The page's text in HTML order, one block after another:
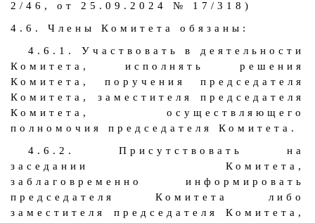
2/46, от 25.09.2024 № 17/318)
4.6. Члены Комитета обязаны:
4.6.1. Участвовать в деятельности
Комитета, исполнять решения
Комитета, поручения председателя
Комитета, заместителя председателя
Комитета, осуществляющего
полномочия председателя Комитета.
4.6.2. Присутствовать на
заседании Комитета,
заблаговременно информировать
председателя Комитета либо
заместителя председателя Комитета,